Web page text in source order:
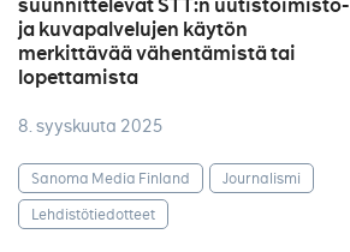
suunnittelevat STT:n uutistoimisto-
ja kuvapalvelujen käytön
merkittävää vähentämistä tai
lopettamista
8. syyskuuta 2025
Sanoma Media Finland
Journalismi
Lehdistötiedotteet